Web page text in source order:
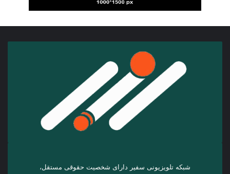
شبکه تلویزیونی سفیر دارای شخصیت حقوقی مستقل،